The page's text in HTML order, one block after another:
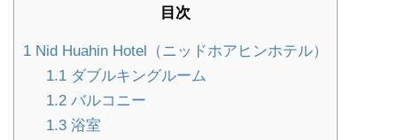
目次
1 Nid Huahin Hotel（ニッドホアヒンホテル）
1.1ダブルキングルーム
1.2バルコニー
1.3浴室